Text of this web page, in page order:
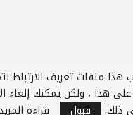
ملفات تعريف الارتباط
هذا ، ولكن يمكنك إلغاء
ذلك.
قبول قراءة المزيد